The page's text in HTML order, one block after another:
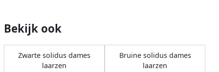
Bekijk ook
Zwarte solidus dames
laarzen
Bruine solidus dames
laarzen